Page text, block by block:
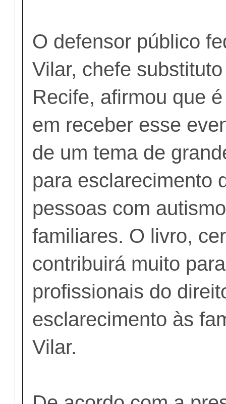
O defensor público
Vilar, chefe
Recife, afirmou que
em receber esse
de um tema de
para esclarecimento
pessoas com
familiares. O livro,
contribuirá muito
profissionais do
esclarecimento às
Vilar.